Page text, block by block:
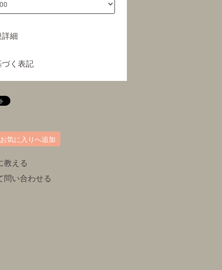
詳細
づく表記
お気に入りへ追加
教える
問い合わせる